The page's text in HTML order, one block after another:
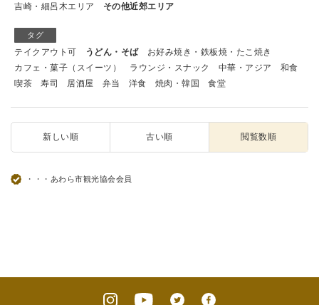
吉崎・細呂木エリア
その他近郊エリア
タグ
テイクアウト可 うどん・そば
お好み焼き・鉄板焼・たこ焼き
カフェ・菓子（スイーツ）
ラウンジ・スナック 中華・アジア
和食
喫茶
寿司 居酒屋 弁当 洋食 焼肉・韓国 食堂
新しい順 古い順 閲覧数順
・・・あわら市観光協会会員